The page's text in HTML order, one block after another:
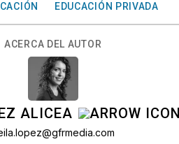
EDUCACIÓN PRIVADA
ACERCA DEL AUTOR
ALICEA